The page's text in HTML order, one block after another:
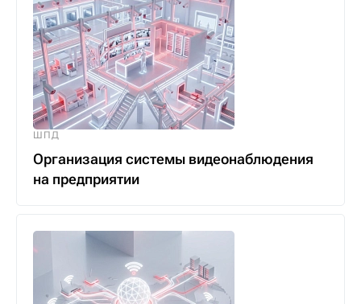
ШПД
Организация системы видеонаблюдения
на предприятии